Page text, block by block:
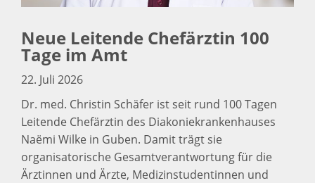
Neue Leitende Chefärztin 100
Tage im Amt
22. Juli 2026
Dr. med. Christin Schäfer ist seit rund 100 Tagen
Leitende Chefärztin des Diakoniekrankenhauses
Naëmi Wilke in Guben. Damit trägt sie
organisatorische Gesamtverantwortung für die
Ärztinnen und Ärzte, Medizinstudentinnen und